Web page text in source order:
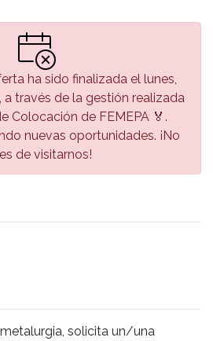
ha sido finalizada el lunes,
a través de la gestión realizada
Colocación de FEMEPA 🏅.
nuevas oportunidades. ¡No
de visitarnos!
solicita un/una